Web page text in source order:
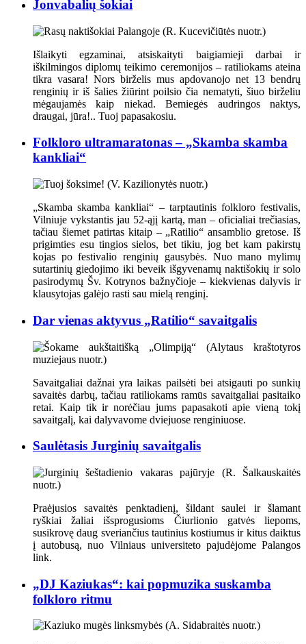
Jonvabalių šokiai
Išlaikyti egzaminai, atsiskaityti baigiamieji darbai ir
iškilmingos diplomų teikimo ceremonijos – ratiliokams ateina
tikra vasara! Nors birželis mus apdovanojo net 13 bendrų
renginių ir iš šalies žiūrint poilsio čia nematyti, šiuo birželiu
mėgaujamės kaip niekad. Bemiegės audringos naktys,
draugai, jūra!.. Tuoj papasakosiu.
Folkloro ultramaratonas – „Skamba skamba
kankliai“
„Skamba skamba kankliai“ – tarptautinis folkloro festivalis,
Vilniuje vykstantis jau 52-ąjį kartą, man – oficialiai trečiasias,
tačiau šiemet patirtas kitaip – „Ratilio“ ansamblio gretose. Iš
prigimties esu tingios sielos, bet tikiu, jog bet kam pakirstų
kojas po festivalio renginių gausybės. Nuo mano mylimų
sutartinių giedojimo iki beveik išgyvenamų naktišokių ir solo
pasirodymų Šv. Kotrynos bažnyčioje – kiekvienas dalyvis ir
klausytojas galėjo rasti sau mielą renginį.
Dar vienas aktyvus „Ratilio“ savaitgalis
Savaitgaliai dažnai yra laikas pailsėti bei atsigauti po sunkių
savaitės darbų, tačiau ratiliokams ramūs savaitgaliai pasitaiko
retai. Kaip tik ir norėčiau jums papasakoti apie vieną tokį
savaitgalį, kai dalyvavome dviejuose renginiuose.
Saulėtasis Jurginių savaitgalis
Praėjusios savaitės penktadienį, šildant saulei ir šlamant
ryškiai žaliai išsprogusioms Čiurlionio gatvės liepoms,
susikrovę daug sveriančius tautinius kostiumus ir kitus daiktus
į autobusą, nuo Vilniaus universiteto pajudėjome Palangos
link.
„DJ Kaziukas“: kai popmuzika suskamba
folkloro ritmu